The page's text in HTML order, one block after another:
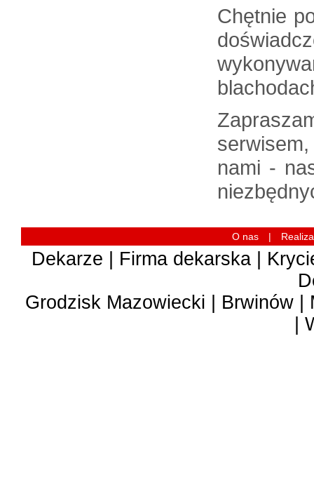
Chętnie
nami -
O nas |
Dekarze | Firma dekarska |
Grodzisk Mazowiecki | Brwinów |
|